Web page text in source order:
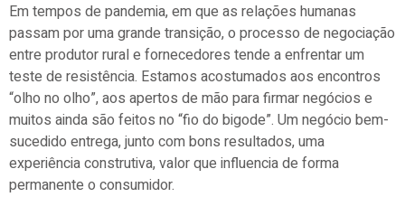
Em tempos de pandemia, em que as relações humanas
passam por uma grande transição, o processo de negociação
entre produtor rural e fornecedores tende a enfrentar um
teste de resistência. Estamos acostumados aos encontros
“olho no olho”, aos apertos de mão para firmar negócios e
muitos ainda são feitos no “fio do bigode”. Um negócio bem-
sucedido entrega, junto com bons resultados, uma
experiência construtiva, valor que influencia de forma
permanente o consumidor.